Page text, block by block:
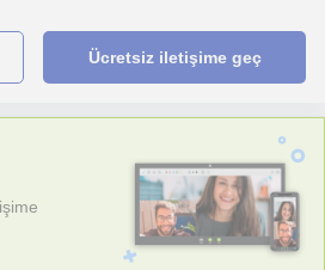
Ücretsiz iletişime geç